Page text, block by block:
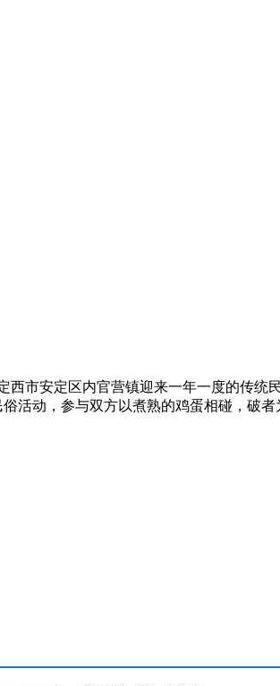
市安定区内官营镇迎来一年一度的传统
活动，参与双方以煮熟的鸡蛋相碰，破